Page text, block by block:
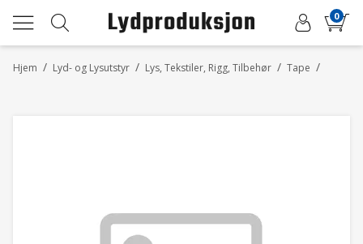
0
/
Hjem /
Lyd- og Lysutstyr /
Lys, Tekstiler, Rigg, Tilbehør /
Tape